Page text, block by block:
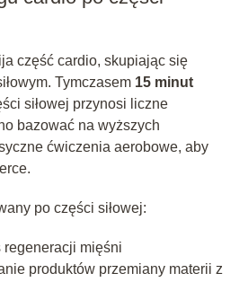
część cardio, skupiając się
Tymczasem 15 minut
siłowej przynosi liczne
bazować na wyższych
ćwiczenia aerobowe, aby
po części siłowej:
mięśni
produktów przemiany materii z